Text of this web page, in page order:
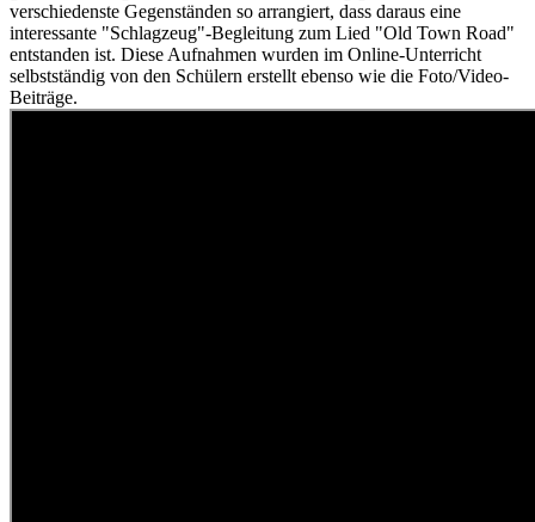
verschiedenste Gegenständen so arrangiert, dass daraus eine
interessante "Schlagzeug"-Begleitung zum Lied "Old Town Road"
entstanden ist. Diese Aufnahmen wurden im Online-Unterricht
selbstständig von den Schülern erstellt ebenso wie die Foto/Video-
Beiträge.